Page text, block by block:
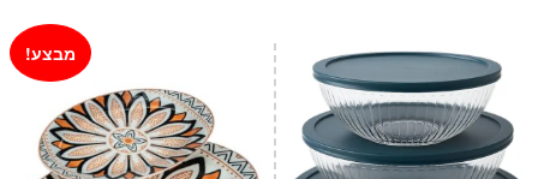
גאדג'טס וכלי מטבח
אחסון למטבח
סכינים
אפייה
מבצע!